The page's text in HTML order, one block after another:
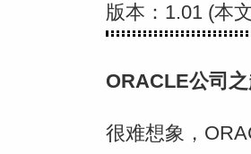
版本：1.01 (本
ORACLE公司
很难想象，